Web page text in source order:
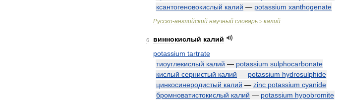
ксантогеновокислый калий — potassium xanthogenate
Русско-английский научный словарь > калий
6 виннокислый калий
potassium tartrate
тиоуглекислый калий — potassium sulphocarbonate
кислый сернистый калий — potassium hydrosulphide
цинкосинеродистый калий — zinc potassium cyanide
бромноватистокислый калий — potassium hypobromite